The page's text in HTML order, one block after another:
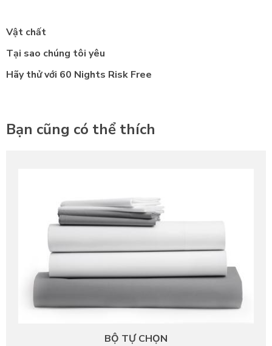
Vật chất
Tại sao chúng tôi yêu
Hãy thử với 60 Nights Risk Free
Bạn cũng có thể thích
BỘ TỰ CHỌN